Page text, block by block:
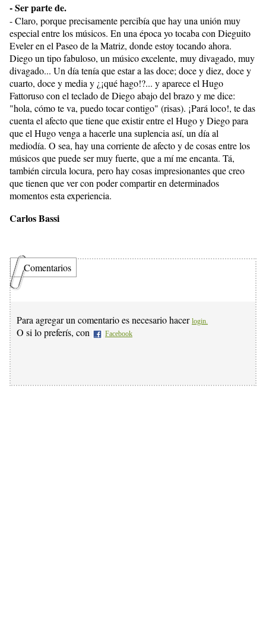
- Ser parte de.
- Claro, porque precisamente percibía que hay una unión muy
especial entre los músicos. En una época yo tocaba con Dieguito
Eveler en el Paseo de la Matriz, donde estoy tocando ahora.
Diego un tipo fabuloso, un músico excelente, muy divagado, muy
divagado... Un día tenía que estar a las doce; doce y diez, doce y
cuarto, doce y media y ¿¡qué hago!?... y aparece el Hugo
Fattoruso con el teclado de Diego abajo del brazo y me dice:
"hola, cómo te va, puedo tocar contigo" (risas). ¡Pará loco!, te das
cuenta el afecto que tiene que existir entre el Hugo y Diego para
que el Hugo venga a hacerle una suplencia así, un día al
mediodía. O sea, hay una corriente de afecto y de cosas entre los
músicos que puede ser muy fuerte, que a mí me encanta. Tá,
también circula locura, pero hay cosas impresionantes que creo
que tienen que ver con poder compartir en determinados
momentos esta experiencia.
Carlos Bassi
Comentarios
Para agregar un comentario es necesario hacer login.
O si lo preferís, con Facebook